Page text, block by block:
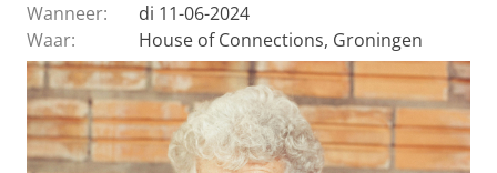
Wanneer:
di 11-06-2024
Waar:
House of Connections, Groningen